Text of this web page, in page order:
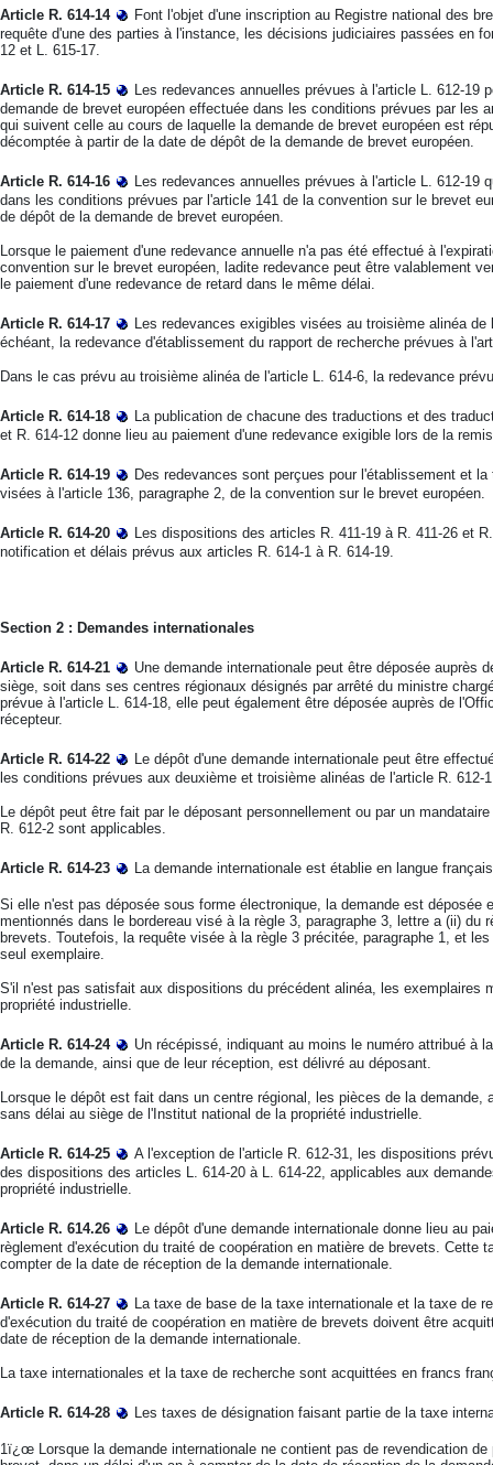
Article R. 614-14
Font l'objet d'une inscription au Registre national des
requête d'une des parties à l'instance, les décisions judiciaires passées en
12 et L. 615-17.
Article R. 614-15
Les redevances annuelles prévues à l'article L. 612-19
demande de brevet européen effectuée dans les conditions prévues par les
qui suivent celle au cours de laquelle la demande de brevet européen est
décomptée à partir de la date de dépôt de la demande de brevet européen.
Article R. 614-16
Les redevances annuelles prévues à l'article L. 612-19
dans les conditions prévues par l'article 141 de la convention sur le brevet
de dépôt de la demande de brevet européen.
Lorsque le paiement d'une redevance annuelle n'a pas été effectué à
convention sur le brevet européen, ladite redevance peut être valablement
le paiement d'une redevance de retard dans le même délai.
Article R. 614-17
Les redevances exigibles visées au troisième alinéa
échéant, la redevance d'établissement du rapport de recherche prévues à
Dans le cas prévu au troisième alinéa de l'article L. 614-6, la redevance
Article R. 614-18
La publication de chacune des traductions et des
et R. 614-12 donne lieu au paiement d'une redevance exigible lors de la
Article R. 614-19
Des redevances sont perçues pour l'établissement et
visées à l'article 136, paragraphe 2, de la convention sur le brevet européen.
Article R. 614-20
Les dispositions des articles R. 411-19 à R. 411-26 et
notification et délais prévus aux articles R. 614-1 à R. 614-19.
Section 2 : Demandes internationales
Article R. 614-21
Une demande internationale peut être déposée auprès
siège, soit dans ses centres régionaux désignés par arrêté du ministre
prévue à l'article L. 614-18, elle peut également être déposée auprès de
récepteur.
Article R. 614-22
Le dépôt d'une demande internationale peut être
les conditions prévues aux deuxième et troisième alinéas de l'article R. 612-
Le dépôt peut être fait par le déposant personnellement ou par un
R. 612-2 sont applicables.
Article R. 614-23 La demande internationale est établie en langue
Si elle n'est pas déposée sous forme électronique, la demande est
mentionnés dans le bordereau visé à la règle 3, paragraphe 3, lettre a (ii) du
brevets. Toutefois, la requête visée à la règle 3 précitée, paragraphe 1, et
seul exemplaire.
S'il n'est pas satisfait aux dispositions du précédent alinéa, les exemplaires
propriété industrielle.
Article R. 614-24
Un récépissé, indiquant au moins le numéro attribué à
de la demande, ainsi que de leur réception, est délivré au déposant.
Lorsque le dépôt est fait dans un centre régional, les pièces de la
sans délai au siège de l'Institut national de la propriété industrielle.
Article R. 614-25
A l'exception de l'article R. 612-31, les dispositions
des dispositions des articles L. 614-20 à L. 614-22, applicables aux
propriété industrielle.
Article R. 614.26
Le dépôt d'une demande internationale donne lieu au
règlement d'exécution du traité de coopération en matière de brevets. Cette
compter de la date de réception de la demande internationale.
Article R. 614-27
La taxe de base de la taxe internationale et la taxe de
d'exécution du traité de coopération en matière de brevets doivent être
date de réception de la demande internationale.
La taxe internationales et la taxe de recherche sont acquittées en francs
Article R. 614-28 Les taxes de désignation faisant partie de la taxe
1ï¿œ Lorsque la demande internationale ne contient pas de revendication